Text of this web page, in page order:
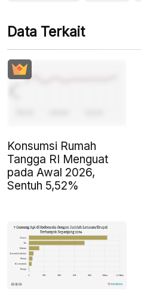
Data Terkait
Konsumsi Rumah
Tangga RI Menguat
pada Awal 2026,
Sentuh 5,52%